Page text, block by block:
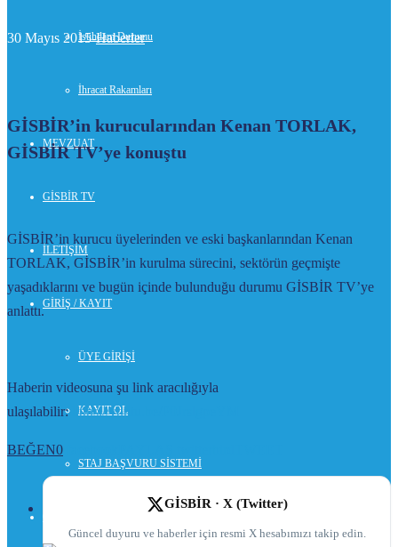
İstihdam Durumu
İhracat Rakamları
MEVZUAT
GİSBİR TV
İLETİŞİM
GİRİŞ / KAYIT
ÜYE GİRİŞİ
KAYIT OL
STAJ BAŞVURU SİSTEMİ
30 Mayıs 2015-Haberler
GİSBİR’in kurucularından Kenan TORLAK,
GİSBİR TV’ye konuştu
GİSBİR’in kurucu üyelerinden ve eski başkanlarından Kenan
TORLAK, GİSBİR’in kurulma sürecini, sektörün geçmişte
yaşadıklarını ve bugün içinde bulunduğu durumu GİSBİR TV’ye
anlattı.
Haberin videosuna şu link aracılığıyla
ulaşılabilir: https://youtu.be/P0JrslgpeYM
BEĞEN0
GİSBİR · X (Twitter)
Güncel duyuru ve haberler için resmi X hesabımızı takip edin.